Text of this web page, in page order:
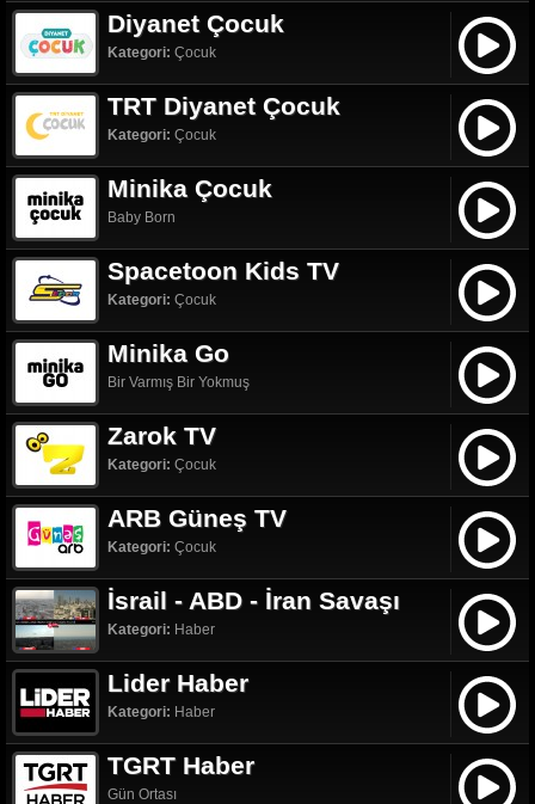
Diyanet Çocuk
Kategori: Çocuk
TRT Diyanet Çocuk
Kategori: Çocuk
Minika Çocuk
Baby Born
Spacetoon Kids TV
Kategori: Çocuk
Minika Go
Bir Varmış Bir Yokmuş
Zarok TV
Kategori: Çocuk
ARB Güneş TV
Kategori: Çocuk
İsrail - ABD - İran Savaşı
Kategori: Haber
Lider Haber
Kategori: Haber
TGRT Haber
Gün Ortası